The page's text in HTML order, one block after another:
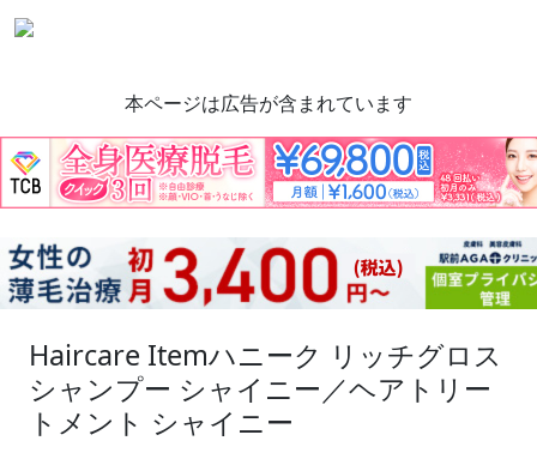
本ページは広告が含まれています
Haircare Itemハニーク リッチグロス
シャンプー シャイニー／ヘアトリー
トメント シャイニー